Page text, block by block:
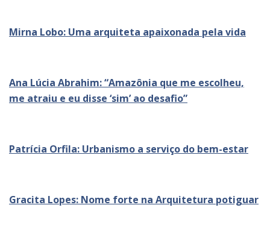
Mirna Lobo: Uma arquiteta apaixonada pela vida
Ana Lúcia Abrahim: “Amazônia que me escolheu,
me atraiu e eu disse ‘sim’ ao desafio”
Patrícia Orfila: Urbanismo a serviço do bem-estar
Gracita Lopes: Nome forte na Arquitetura potiguar